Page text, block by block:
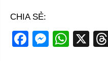
CHIA SẺ:
F
M
W
X